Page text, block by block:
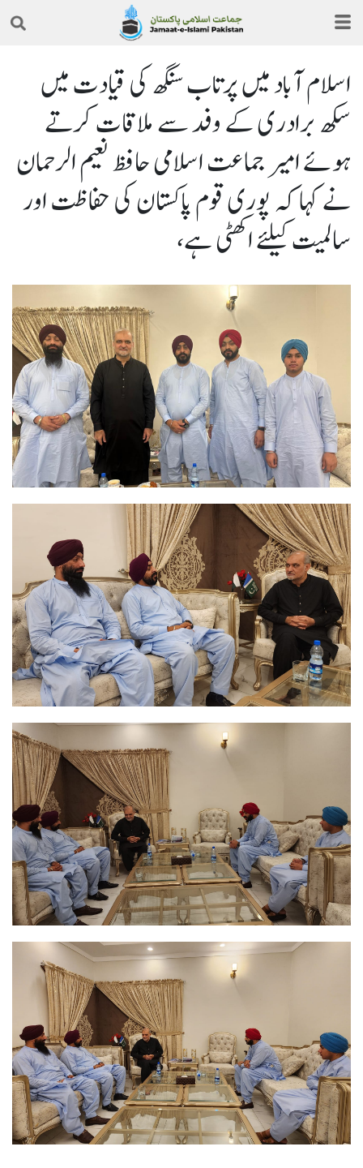
اسلام آباد میں پرتاب سنگھ کی قیادت میں
سکھ برادری کے وفد سے ملاقات کرتے
ہوئے امیر جماعت اسلامی حافظ نعیم الرحمان
نے کہا کہ پوری قوم پاکستان کی حفاظت اور
سالمیت کیلئے اکھٹی ہے،